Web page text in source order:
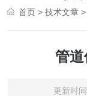
首页 >技术文章
管
更新时